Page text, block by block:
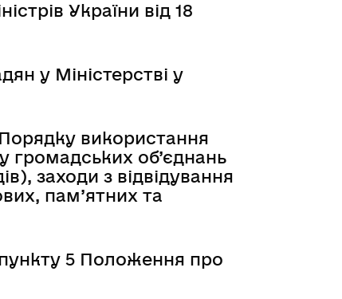
України від 18
у Міністерстві у
використання
громадських об’єднань
заходи з відвідування
пам’ятних та
пункту 5 Положення про